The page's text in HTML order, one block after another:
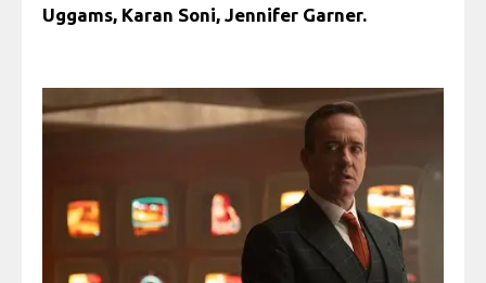
Uggams, Karan Soni, Jennifer Garner.